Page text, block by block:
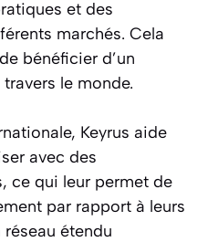
et des
marchés. Cela
bénéficier d’un
le monde.
Keyrus aide
avec des
ce qui leur permet de
par rapport à leurs
étendu